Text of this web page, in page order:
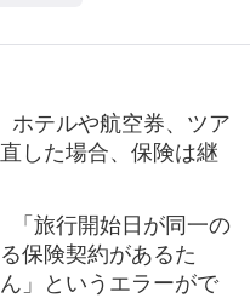
ホテルや航空券、ツア
した場合、保険は継
「旅行開始日が同一の
保険契約があるた
」というエラーがで